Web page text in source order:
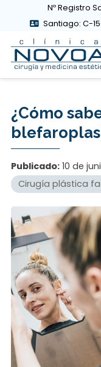
Nº Registro
Santiago: C-
¿Cómo
Publicado: 10 de
Cirugía plástica